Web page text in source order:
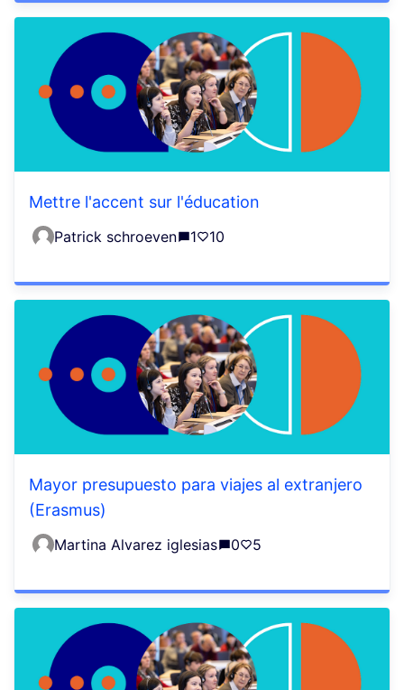
Mettre l'accent sur l'éducation
Patrick schroeven 1 10
Mayor presupuesto para viajes al extranjero
(Erasmus)
Martina Alvarez iglesias 0 5